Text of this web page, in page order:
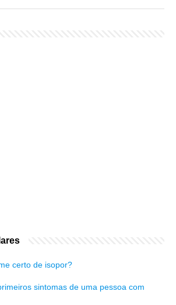
certo de isopor?
sintomas de uma pessoa com